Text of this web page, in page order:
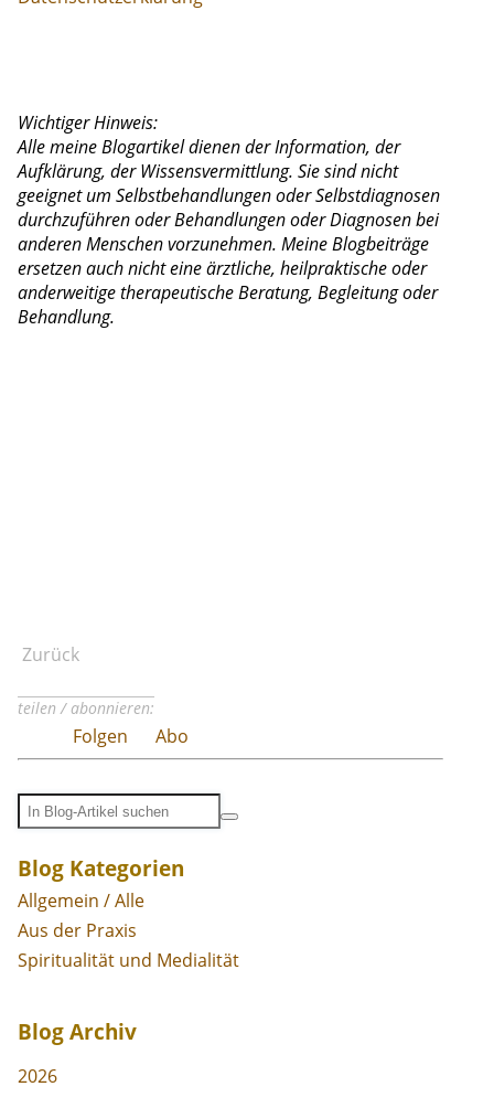
Wichtiger Hinweis:
Alle meine Blogartikel dienen der Information, der
Aufklärung, der Wissensvermittlung. Sie sind nicht
geeignet um Selbstbehandlungen oder Selbstdiagnosen
durchzuführen oder Behandlungen oder Diagnosen bei
anderen Menschen vorzunehmen. Meine Blogbeiträge
ersetzen auch nicht eine ärztliche, heilpraktische oder
anderweitige therapeutische Beratung, Begleitung oder
Behandlung.
Zurück
teilen / abonnieren:
Folgen Abo
Blog Kategorien
Allgemein / Alle
Aus der Praxis
Spiritualität und Medialität
Blog Archiv
2026